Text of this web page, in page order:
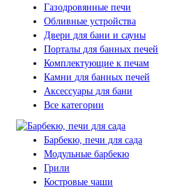
Газодровянные печи
Обливные устройства
Двери для бани и сауны
Порталы для банных печей
Комплектующие к печам
Камни для банных печей
Аксессуары для бани
Все категории
Барбекю, печи для сада
Модульные барбекю
Грили
Костровые чаши